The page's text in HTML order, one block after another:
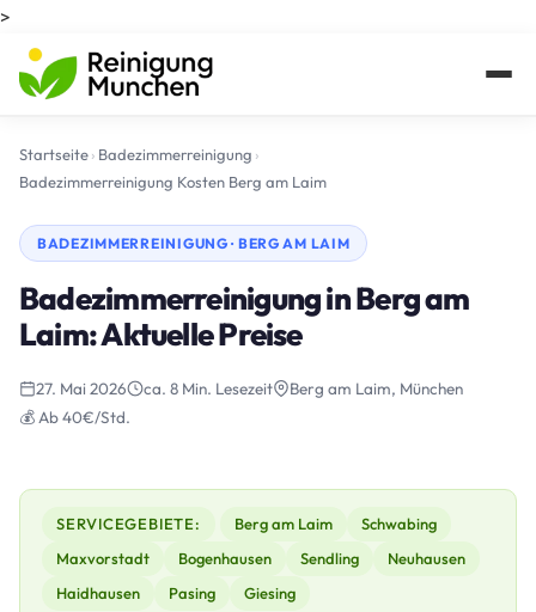
>
Startseite› Badezimmerreinigung ›
Badezimmerreinigung Kosten Berg am Laim
BADEZIMMERREINIGUNG · BERG AM LAIM
Badezimmerreinigung in Berg am
Laim: Aktuelle Preise
27. Mai 2026 ca. 8 Min. Lesezeit
Berg am Laim, München
💰 Ab 40€/Std.
SERVICEGEBIETE: Berg am Laim
Schwabing
Maxvorstadt
Bogenhausen Sendling
Neuhausen
Haidhausen
Pasing Giesing